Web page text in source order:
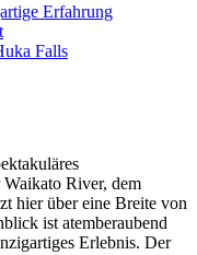
Erfahrung
Falls
River, dem
hier über eine Breite von
ist atemberaubend
Erlebnis. Der